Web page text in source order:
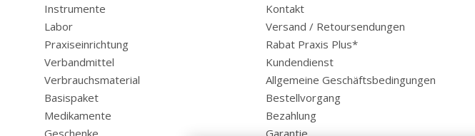
Instrumente
Labor
Praxiseinrichtung
Verbandmittel
Verbrauchsmaterial
Basispaket
Medikamente
Geschenke
Kontakt
Versand / Retoursendungen
Rabat Praxis Plus*
Kundendienst
Allgemeine Geschäftsbedingungen
Bestellvorgang
Bezahlung
Garantie